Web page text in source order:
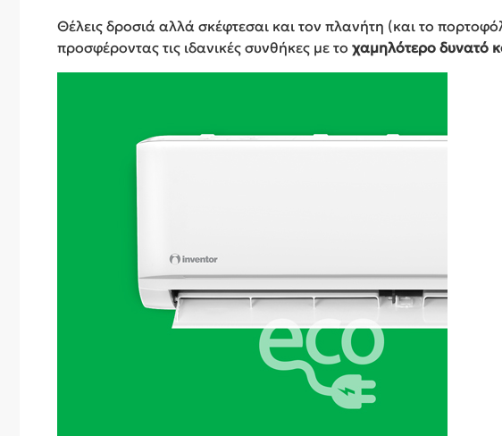
Θέλεις δροσιά αλλά σκέφτεσαι και τον πλανήτη (και το
προσφέροντας τις ιδανικές συνθήκες με το χαμηλότερο δυνατό